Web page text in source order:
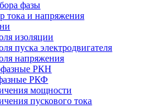
фазы
тока и напряжения
изоляции
пуска электродвигателя
напряжения
РКН
РКФ
мощности
пускового тока